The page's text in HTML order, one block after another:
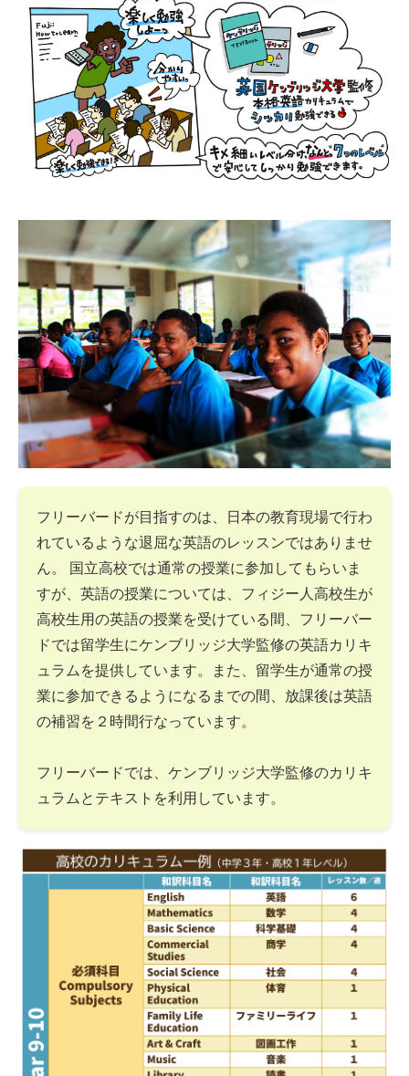
フリーバードが目指すのは、日本の教育現場で行わ
れているような退屈な英語のレッスンではありませ
ん。 国立高校では通常の授業に参加してもらいま
すが、英語の授業については、フィジー人高校生が
高校生用の英語の授業を受けている間、フリーバー
ドでは留学生にケンブリッジ大学監修の英語カリキ
ュラムを提供しています。また、留学生が通常の授
業に参加できるようになるまでの間、放課後は英語
の補習を２時間行なっています。
フリーバードでは、ケンブリッジ大学監修のカリキ
ュラムとテキストを利用しています。